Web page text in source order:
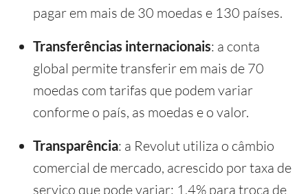
pagar em mais de 30 moedas e 130 países.
Transferências internacionais: a conta
global permite transferir em mais de 70
moedas com tarifas que podem variar
conforme o país, as moedas e o valor.
Transparência: a Revolut utiliza o câmbio
comercial de mercado, acrescido por taxa de
serviço que pode variar: 1,4% para troca de